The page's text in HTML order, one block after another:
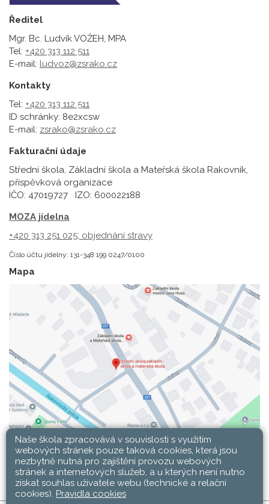
Ředitel
Mgr. Bc. Ludvík VOŽEH, MPA
Tel: +420 313 112 511
E-mail: ludvoz@zsrako.cz
Kontakty
Tel: +420 313 112 511
ID schránky: 8e2xcsw
E-mail: zsrako@zsrako.cz
Fakturační údaje
Střední škola, Základní škola a Mateřská škola Rakovník,
příspěvková organizace
IČO: 47019727 IZO: 600022188
MOZA jídelna
+420 313 251 025; objednání stravy
Číslo účtu jídelny: 131-348 199 0247/0100
Mapa
Naše škola zpracovává v souvislosti s využitím
webových stránek pouze taková cookies, která jsou
nezbytně nutná pro zajištění provozu webových
stránek a internetových služeb, a u kterých není nutno
získat souhlas uživatele webu (technické a relační
cookies). Pravidla cookies